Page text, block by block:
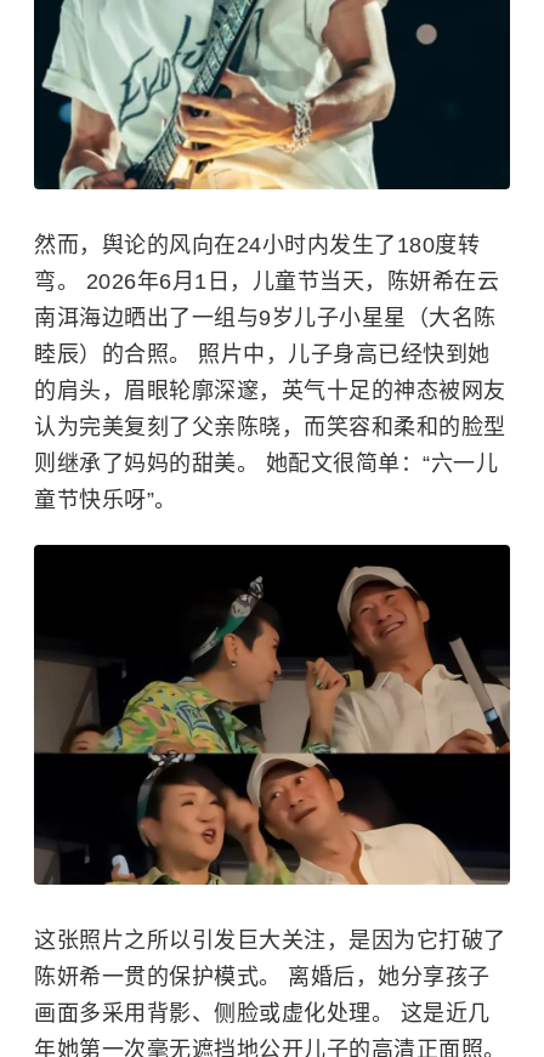
然而，舆论的风向在24小时内发生了180度转
弯。 2026年6月1日，儿童节当天，陈妍希在云
南洱海边晒出了一组与9岁儿子小星星（大名 陈
睦辰）的合照。 照片中，儿子身高已经快到她
的肩头，眉眼轮廓深邃，英气十足的神态被网友
认为完美复刻了父亲陈晓，而笑容和柔和的脸型
则继承了妈妈的甜美。 她配文很简单：“六一儿
童节快乐呀”。
这张照片之所以引发巨大关注，是因为它打破了
陈妍希一贯的保护模式。 离婚后，她分享孩子
画面多采用背影、侧脸或虚化处理。 这是近几
年她第一次毫无遮挡地公开儿子的高清正面照。